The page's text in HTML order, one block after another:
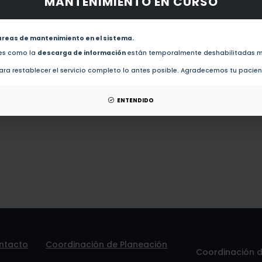
de mantenimiento en el sistema.
como la descarga de información están temporalmente deshabilitadas
restablecer el servicio completo lo antes posible. Agradecemos tu
ENTENDIDO
de este autor.
Coordinación de Planeación
Coordinación